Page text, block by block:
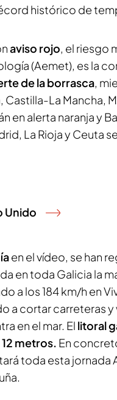
histórico de
aviso rojo, el riesgo
(Aemet), es la
de la borrasca,
La Mancha,
en alerta naranja y
La Rioja y Ceuta
Unido
en el vídeo, se han
en toda Galicia la
a los 184 km/h en
a cortar carreteras y
en el mar. El litoral
12 metros. En
toda esta jornada